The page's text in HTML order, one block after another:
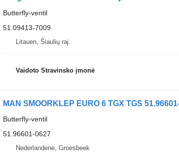
Butterfly-ventil
51.09413-7009
Litauen, Šiaulių raj.
Vaidoto Stravinsko įmonė
MAN SMOORKLEP EURO 6 TGX TGS
Butterfly-ventil
51.96601-0627
Nederlandene, Groesbeek